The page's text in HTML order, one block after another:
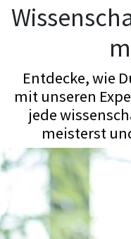
Entdecke, wie
mit unseren
jede
meisterst